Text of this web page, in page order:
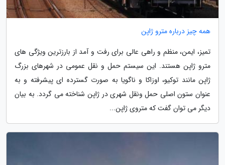
همه چیز درباره مترو ژاپن
تمیز، ایمن، منظم و راهی عالی برای رفت و آمد از بارزترین ویژگی های
مترو ژاپن هستند. این سیستم حمل و نقل عمومی در شهرهای بزرگ
ژاپن مانند توکیو، اوزاکا و ناگویا به صورت گسترده ای پیشرفته و به
عنوان ستون اصلی حمل ونقل شهری در ژاپن شناخته می گردد. به بیان
دیگر می توان گفت که متروی ژاپن...